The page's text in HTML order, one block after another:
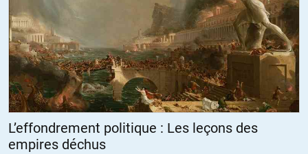
L’effondrement politique : Les leçons des
empires déchus